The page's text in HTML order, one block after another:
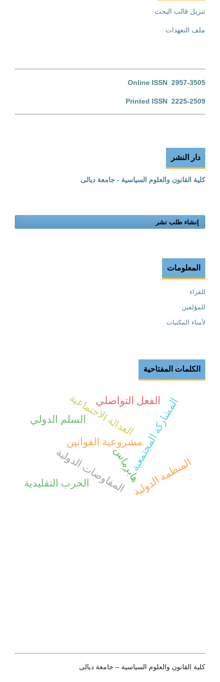
تنزيل قالب البحث
ملف التعهدات
Online ISSN 2957-3505
Printed ISSN 2225-2509
دار النشر
كلية القانون والعلوم السياسية - جامعة ديالى
إنشاء طلب نشر
المعلومات
للقراء
للمؤلفين
لأمناء المكتبات
الكلمات المفتاحية
المشاركة المجتمعيةالعدالة الاجتماعية
مشروعية القوانين
الفعل التواصلي
هابرماسالمنظمة الدوليةالمفاوضات الدولية
السلم الدولي
الحرب التقليدية
كلية القانون والعلوم السياسية – جامعة ديالى